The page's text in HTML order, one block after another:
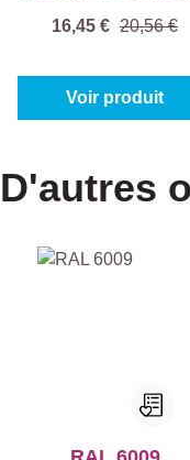
7040
16,45 € 20,56 €
Voir produit
D'autres